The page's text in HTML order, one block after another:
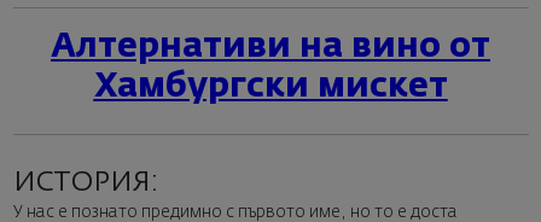
Алтернативи на вино от
Хамбургски мискет
ИСТОРИЯ:
У нас е познато предимно с първото име, но то е доста